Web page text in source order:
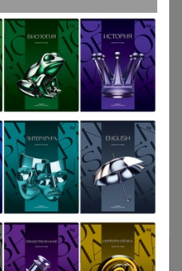
1 444р
JÄLL ЭЛЛЬ Гладильная
доска, настольная 73x32 см